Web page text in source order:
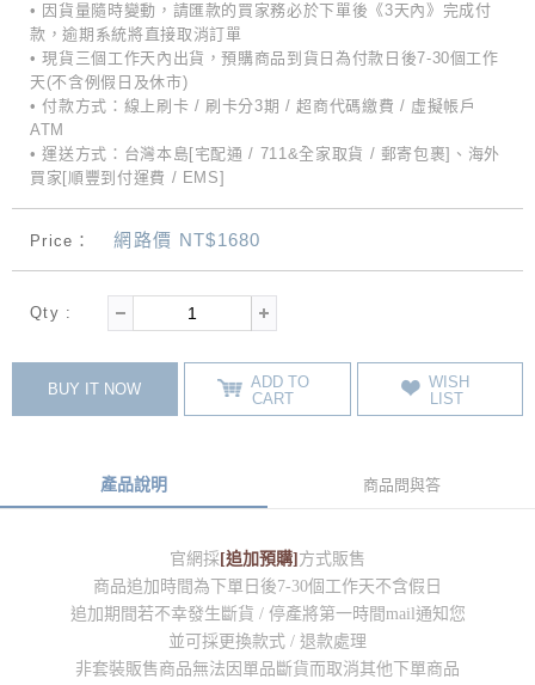
• 因貨量隨時變動，請匯款的買家務必於下單後《3天內》完成付
款，逾期系統將直接取消訂單
• 現貨三個工作天內出貨，預購商品到貨日為付款日後7-30個工作
天(不含例假日及休市)
• 付款方式：線上刷卡 / 刷卡分3期 / 超商代碼繳費 / 虛擬帳戶
ATM
• 運送方式：台灣本島[宅配通 / 711&全家取貨 / 郵寄包裹]、海外
買家[順豐到付運費 / EMS]
Price：網路價 NT$1680
Qty :
BUY IT NOW
ADD TO
CART
WISH
LIST
產品說明 商品問與答
官網採[追加預購]方式販售
商品追加時間為下單日後7-30個工作天不含假日
追加期間若不幸發生斷貨 / 停產將第一時間mail通知您
並可採更換款式 / 退款處理
非套裝販售商品無法因單品斷貨而取消其他下單商品